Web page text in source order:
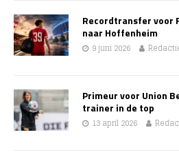
Recordtransfer voor
naar Hoffenheim
9 juni 2026
Primeur voor Union
trainer in de top
13 april 2026